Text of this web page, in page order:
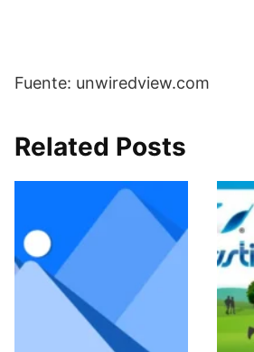
Fuente: unwiredview.com
Related Posts